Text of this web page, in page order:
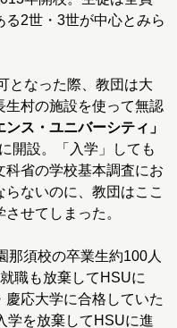
2世・3世が中心とみら
となった際、教団は大
生村の施設を使って無認
ンス・ユニバーシティ」
開設。「入学」しても
省の学校基本調査にお
ないのに、教団はここ
せてしまった。
須校の卒業生約100人
職も放棄してHSUに
慶応大学に合格していた
学を放棄してHSUに進